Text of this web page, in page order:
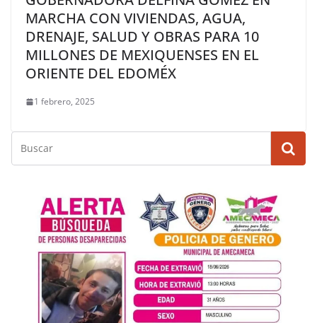
MARCHA CON VIVIENDAS, AGUA,
DRENAJE, SALUD Y OBRAS PARA 10
MILLONES DE MEXIQUENSES EN EL
ORIENTE DEL EDOMÉX
1 febrero, 2025